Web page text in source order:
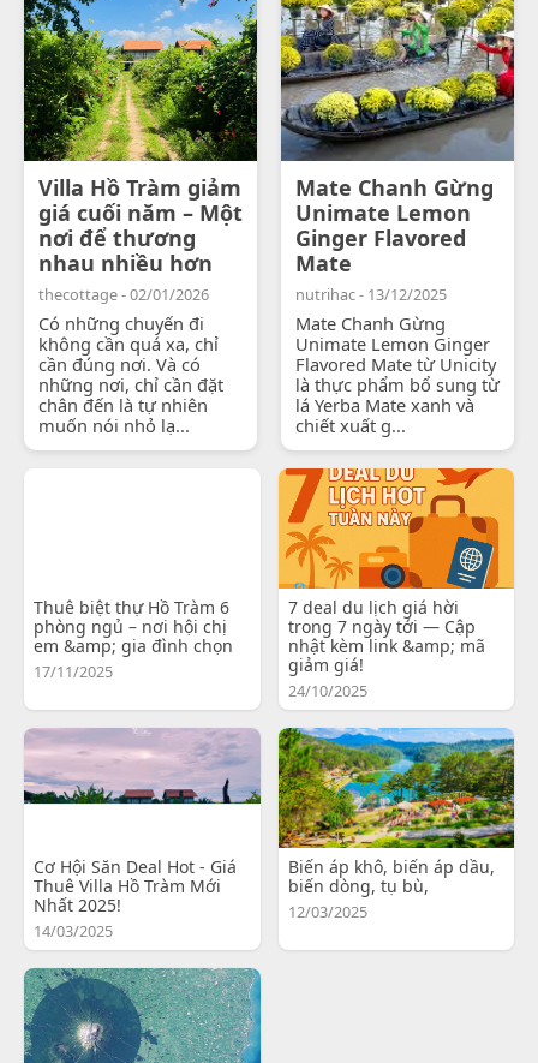
Villa Hồ Tràm giảm
giá cuối năm – Một
nơi để thương
nhau nhiều hơn
thecottage - 02/01/2026
Có những chuyến đi
không cần quá xa, chỉ
cần đúng nơi. Và có
những nơi, chỉ cần đặt
chân đến là tự nhiên
muốn nói nhỏ lạ...
Mate Chanh Gừng
Unimate Lemon
Ginger Flavored
Mate
nutrihac - 13/12/2025
Mate Chanh Gừng
Unimate Lemon Ginger
Flavored Mate từ Unicity
là thực phẩm bổ sung từ
lá Yerba Mate xanh và
chiết xuất g...
Thuê biệt thự Hồ Tràm 6
phòng ngủ – nơi hội chị
em &amp; gia đình chọn
17/11/2025
7 deal du lịch giá hời
trong 7 ngày tới — Cập
nhật kèm link &amp; mã
giảm giá!
24/10/2025
Cơ Hội Săn Deal Hot - Giá
Thuê Villa Hồ Tràm Mới
Nhất 2025!
14/03/2025
Biến áp khô, biến áp dầu,
biến dòng, tụ bù,
12/03/2025